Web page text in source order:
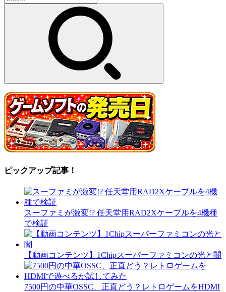
索:
ピックアップ記事！
スーファミが激変!? 任天堂用RAD2Xケーブルを4機種
で検証
【動画コンテンツ】1Chipスーパーファミコンの光と闇
7500円の中華OSSC、正直どう？レトロゲームをHDMI